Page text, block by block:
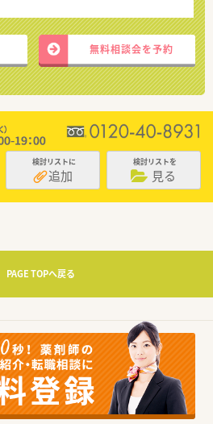
無料相談会を予約
検討リストに
追加
検討リストを
見る
PAGE TOPへ戻る